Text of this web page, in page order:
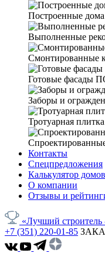
Построенные дома
Выполненные
Смонтированные
Готовые фасады
Заборы и
Тротуарная плитка
Контакты
Спецпредложения
Калькулятор домов
О компании
Отзывы и
«Лучший строитель
+7 (351) 220-01-85